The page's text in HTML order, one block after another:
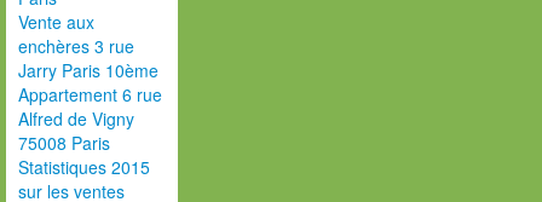
Vente aux
enchères 3 rue
Jarry Paris 10ème
Appartement 6 rue
Alfred de Vigny
75008 Paris
Statistiques 2015
sur les ventes